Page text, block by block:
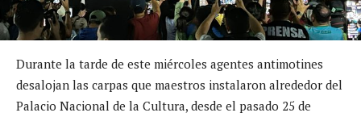
Durante la tarde de este miércoles agentes antimotines
desalojan las carpas que maestros instalaron alrededor del
Palacio Nacional de la Cultura, desde el pasado 25 de